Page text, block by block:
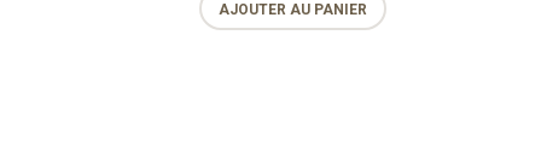
AJOUTER AU PANIER